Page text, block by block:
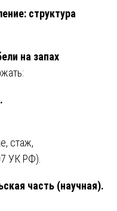
структура
на запах
стаж,
УК РФ).
часть (научная).